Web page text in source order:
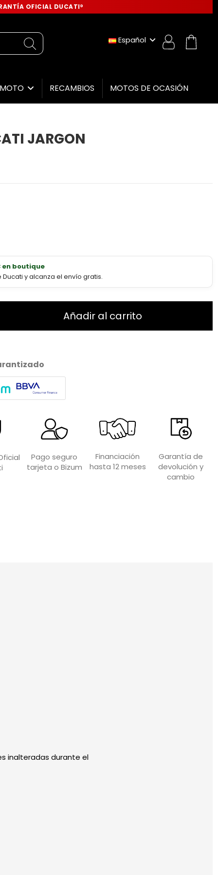
OFICIAL DUCATI®
Español
RECAMBIOS MOTOS DE OCASIÓN
JARGON
en boutique
y alcanza el envío gratis.
Añadir al carrito
Pago seguro
tarjeta o Bizum
Financiación
hasta 12 meses
Garantía de
devolución y
cambio
inalteradas durante el